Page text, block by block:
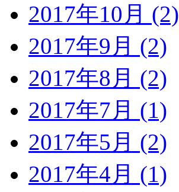
2017年10月 (2)
2017年9月 (2)
2017年8月 (2)
2017年7月 (1)
2017年5月 (2)
2017年4月 (1)